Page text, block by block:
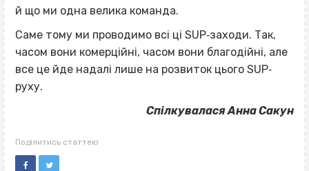
й що ми одна велика команда.
Саме тому ми проводимо всі ці SUP‐заходи. Так,
часом вони комерційні, часом вони благодійні, але
все це йде надалі лише на розвиток цього SUP‐
руху.
Спілкувалася Анна Сакун
Поділитись статтею